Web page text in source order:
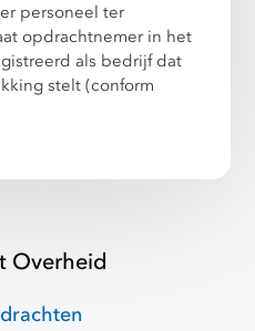
personeel ter
opdrachtnemer in het
als bedrijf dat
stelt (conform
Overheid